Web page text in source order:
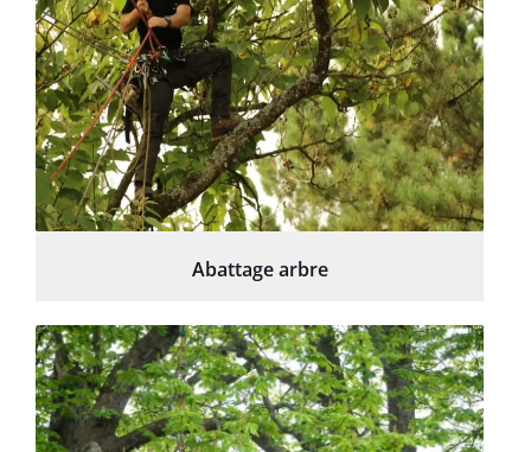
Abattage arbre